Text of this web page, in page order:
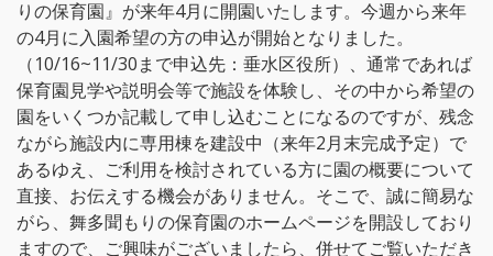
りの保育園』が来年4月に開園いたします。今週から来年
の4月に入園希望の方の申込が開始となりました。
（10/16~11/30まで申込先：垂水区役所）、通常であれば
保育園見学や説明会等で施設を体験し、その中から希望の
園をいくつか記載して申し込むことになるのですが、残念
ながら施設内に専用棟を建設中（来年2月末完成予定）で
あるゆえ、ご利用を検討されている方に園の概要について
直接、お伝えする機会がありません。そこで、誠に簡易な
がら、舞多聞もりの保育園のホームページを開設しており
ますので、ご興味がございましたら、併せてご覧いただき